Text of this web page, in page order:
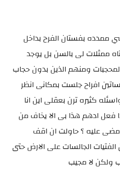
بفستان الفرح بداخل
كان بها اكثر من 50 فتاه ممثلات لى بالسن بل يوجد
ومنهم الذين بدون حجاب
فساتين افراح جلست بمكانى انظر
كثيره ترن بعقلى اين انا
فعل ادهم هذا بى الا يخاف من
عليه ؟ حاولت ان اقف
الفتيات الجالسات على الارض حتى
ولكن لا مجيب